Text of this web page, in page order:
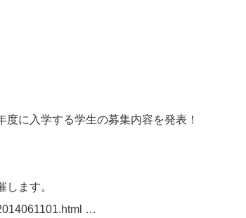
に入学する学生の募集内容を発表！
ます。
…